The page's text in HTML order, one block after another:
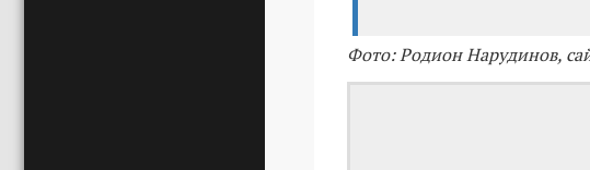
Фото: Родион Нарудинов,